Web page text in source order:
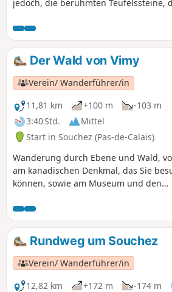
jedoch, die berühmten Teufelssteine,
Kirchen von Écoivres, Acq und Mont
Mühle von Acq zu entdecken.
Der Wald von Vimy
Verein/ Wanderführer/in
11,81 km
+100 m
-103 m
3:40 Std.
Mittel
Start in Souchez (Pas-de-Calais)
Wanderung durch Ebene und Wald,
am kanadischen Denkmal, das Sie
können, sowie am Museum und den
Rundweg um Souchez
Verein/ Wanderführer/in
12,82 km
+172 m -174 m